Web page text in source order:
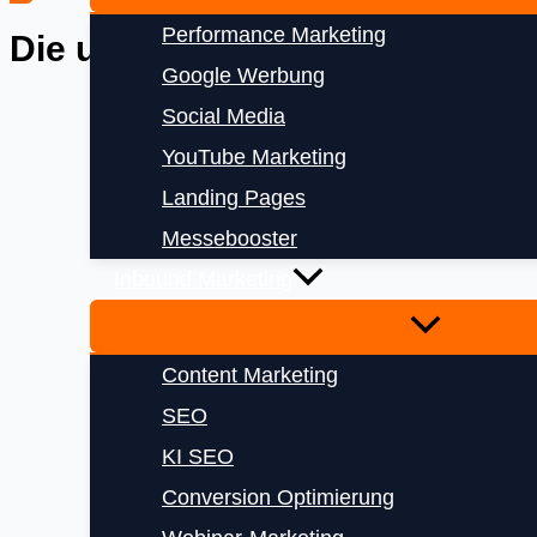
Performance Marketing
Google Werbung
Social Media
YouTube Marketing
Landing Pages
Messebooster
Content Marketing
SEO
KI SEO
Conversion Optimierung
Die uns vertrauen